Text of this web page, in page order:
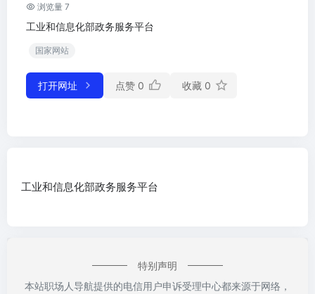
浏览量 7
工业和信息化部政务服务平台
国家网站
打开网址 点赞 0 收藏 0
工业和信息化部政务服务平台
特别声明
本站职场人导航提供的电信用户申诉受理中心都来源于网络，